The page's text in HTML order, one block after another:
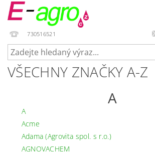
730516521
VŠECHNY ZNAČKY A-Z
A
A
Acme
Adama (Agrovita spol. s r.o.)
AGNOVACHEM